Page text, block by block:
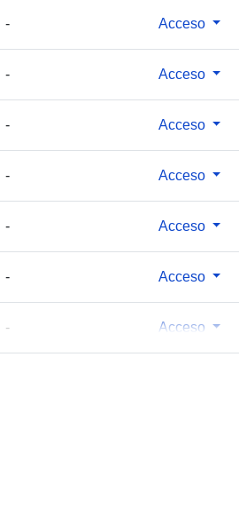
- Acceso
- Acceso
- Acceso
- Acceso
- Acceso
- Acceso
- Acceso